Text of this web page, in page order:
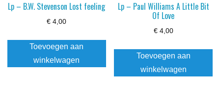
Lp – B.W. Stevenson Lost feeling
€ 4,00
Toevoegen aan
winkelwagen
Lp – Paul Williams A Little Bit
Of Love
€4,00
Toevoegen aan
winkelwagen